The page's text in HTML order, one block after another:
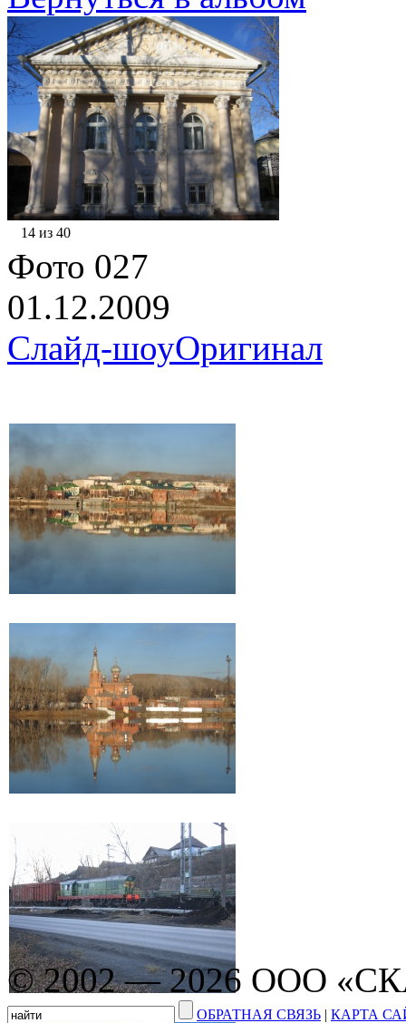
14 из 40
Фото 027
01.12.2009
Слайд-шоуОригинал
© 2002 — 2026 ООО
ОБРАТНАЯ СВЯЗЬ | КАРТА